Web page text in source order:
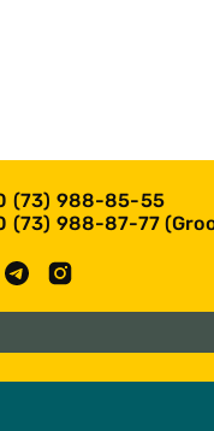
(73) 988-85-55
(73) 988-87-77